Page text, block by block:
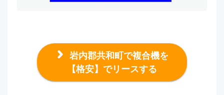
岩内郡共和町で複合機を
【格安】でリースする